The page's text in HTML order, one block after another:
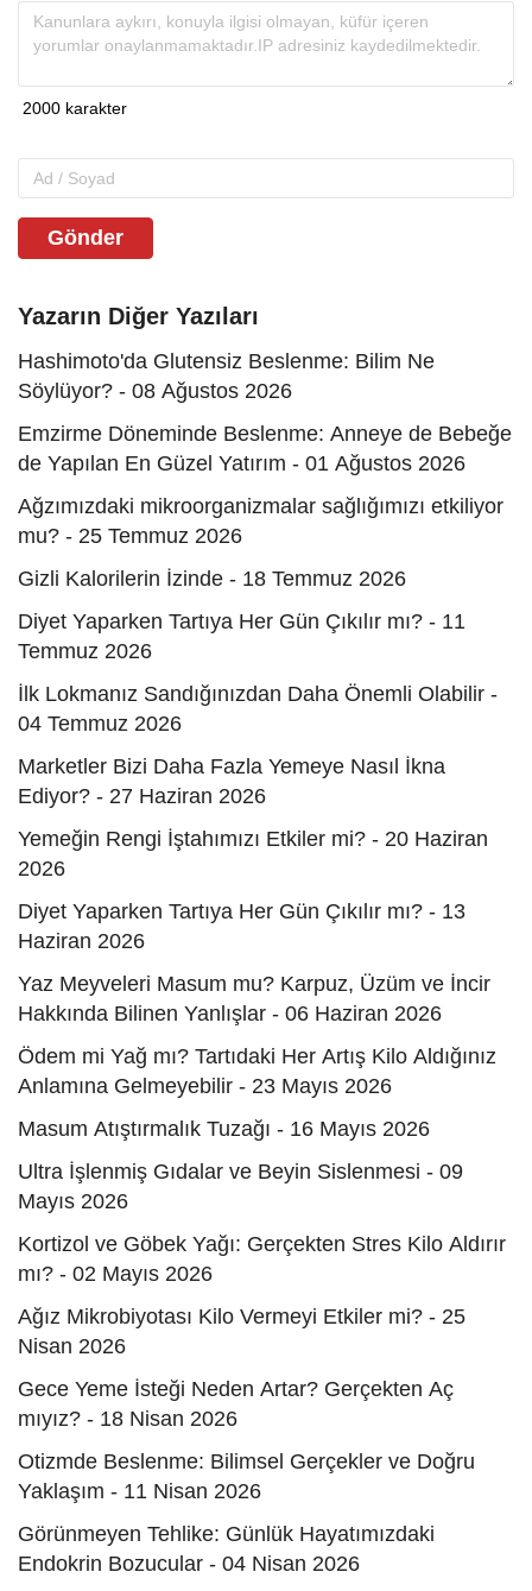
Gönder
Yazarın Diğer Yazıları
Hashimoto'da Glutensiz Beslenme: Bilim Ne
Söylüyor? - 08 Ağustos 2026
Emzirme Döneminde Beslenme: Anneye de Bebeğe
de Yapılan En Güzel Yatırım - 01 Ağustos 2026
Ağzımızdaki mikroorganizmalar sağlığımızı etkiliyor
mu? - 25 Temmuz 2026
Gizli Kalorilerin İzinde - 18 Temmuz 2026
Diyet Yaparken Tartıya Her Gün Çıkılır mı? - 11
Temmuz 2026
İlk Lokmanız Sandığınızdan Daha Önemli Olabilir -
04 Temmuz 2026
Marketler Bizi Daha Fazla Yemeye Nasıl İkna
Ediyor? - 27 Haziran 2026
Yemeğin Rengi İştahımızı Etkiler mi? - 20 Haziran
2026
Diyet Yaparken Tartıya Her Gün Çıkılır mı? - 13
Haziran 2026
Yaz Meyveleri Masum mu? Karpuz, Üzüm ve İncir
Hakkında Bilinen Yanlışlar - 06 Haziran 2026
Ödem mi Yağ mı? Tartıdaki Her Artış Kilo Aldığınız
Anlamına Gelmeyebilir - 23 Mayıs 2026
Masum Atıştırmalık Tuzağı - 16 Mayıs 2026
Ultra İşlenmiş Gıdalar ve Beyin Sislenmesi - 09
Mayıs 2026
Kortizol ve Göbek Yağı: Gerçekten Stres Kilo Aldırır
mı? - 02 Mayıs 2026
Ağız Mikrobiyotası Kilo Vermeyi Etkiler mi? - 25
Nisan 2026
Gece Yeme İsteği Neden Artar? Gerçekten Aç
mıyız? - 18 Nisan 2026
Otizmde Beslenme: Bilimsel Gerçekler ve Doğru
Yaklaşım - 11 Nisan 2026
Görünmeyen Tehlike: Günlük Hayatımızdaki
Endokrin Bozucular - 04 Nisan 2026